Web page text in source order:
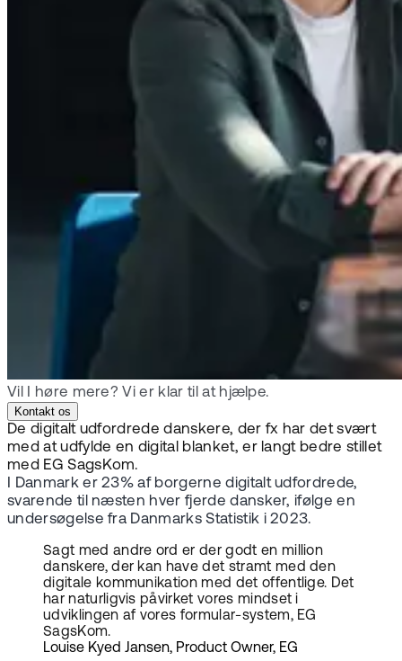
Vil I høre mere? Vi er klar til at hjælpe.
Kontakt os
De digitalt udfordrede danskere, der fx har det svært
med at udfylde en digital blanket, er langt bedre stillet
med EG SagsKom.
I Danmark er 23% af borgerne digitalt udfordrede,
svarende til næsten hver fjerde dansker, ifølge en
undersøgelse fra Danmarks Statistik i 2023.
Sagt med andre ord er der godt en million
danskere, der kan have det stramt med den
digitale kommunikation med det offentlige. Det
har naturligvis påvirket vores mindset i
udviklingen af vores formular-system, EG
SagsKom.
Louise Kyed Jansen, Product Owner, EG